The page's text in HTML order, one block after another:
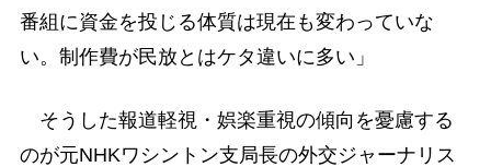
番組に資金を投じる体質は現在も変わっていな
い。制作費が民放とはケタ違いに多い」
そうした報道軽視・娯楽重視の傾向を憂慮する
のが元NHKワシントン支局長の外交ジャーナリス